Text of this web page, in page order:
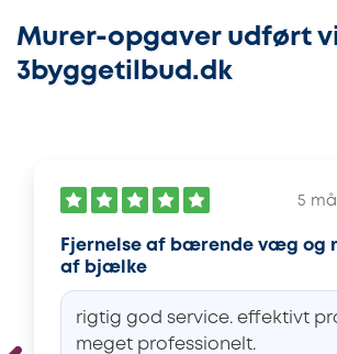
Murer-opgaver udført
3byggetilbud.dk
5
Fjernelse af bærende væg og
af bjælke
rigtig god service. effektivt
meget professionelt.